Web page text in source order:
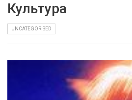
Культура
UNCATEGORISED